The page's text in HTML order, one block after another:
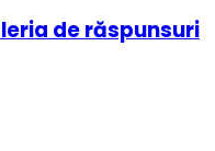
de răspunsuri